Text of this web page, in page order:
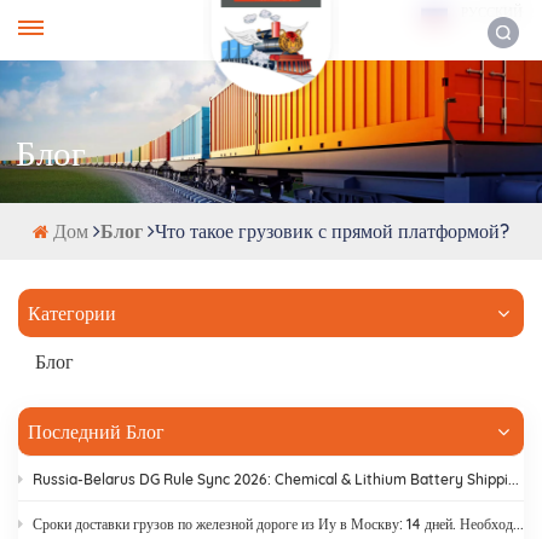
Блог
Дом Блог Что такое грузовик с прямой платформой?
Категории
Блог
Последний Блог